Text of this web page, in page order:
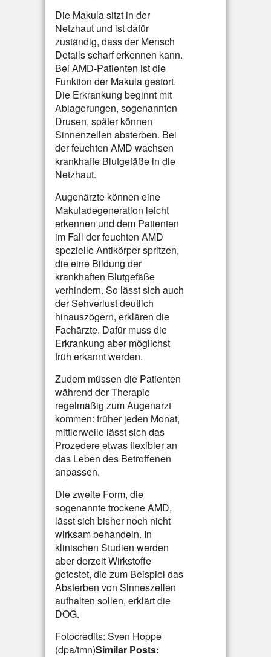
Die Makula sitzt in der
Netzhaut und ist dafür
zuständig, dass der Mensch
Details scharf erkennen kann.
Bei AMD-Patienten ist die
Funktion der Makula gestört.
Die Erkrankung beginnt mit
Ablagerungen, sogenannten
Drusen, später können
Sinnenzellen absterben. Bei
der feuchten AMD wachsen
krankhafte Blutgefäße in die
Netzhaut.
Augenärzte können eine
Makuladegeneration leicht
erkennen und dem Patienten
im Fall der feuchten AMD
spezielle Antikörper spritzen,
die eine Bildung der
krankhaften Blutgefäße
verhindern. So lässt sich auch
der Sehverlust deutlich
hinauszögern, erklären die
Fachärzte. Dafür muss die
Erkrankung aber möglichst
früh erkannt werden.
Zudem müssen die Patienten
während der Therapie
regelmäßig zum Augenarzt
kommen: früher jeden Monat,
mittlerweile lässt sich das
Prozedere etwas flexibler an
das Leben des Betroffenen
anpassen.
Die zweite Form, die
sogenannte trockene AMD,
lässt sich bisher noch nicht
wirksam behandeln. In
klinischen Studien werden
aber derzeit Wirkstoffe
getestet, die zum Beispiel das
Absterben von Sinneszellen
aufhalten sollen, erklärt die
DOG.
Fotocredits: Sven Hoppe
(dpa/tmn)Similar Posts: